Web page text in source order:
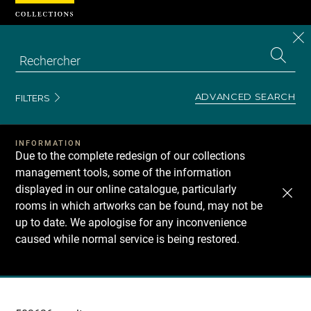
FILTERS ADVANCED SEARCH
INFORMATION
Due to the complete redesign of our collections
management tools, some of the information
displayed in our online catalogue, particularly
rooms in which artworks can be found, may not be
up to date. We apologise for any inconvenience
caused while normal service is being restored.
Recherche
Cookies management panel